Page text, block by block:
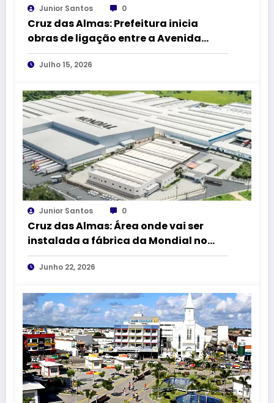
Junior Santos 0
Cruz das Almas: Prefeitura inicia
obras de ligação entre a Avenida
Amado Queiroz e a BR-101
Julho 15, 2026
Junior Santos 0
Cruz das Almas: Área onde vai ser
instalada a fábrica da Mondial no
DICA II vai receber 1,5 km de
pavimentação asfáltica
Junho 22, 2026